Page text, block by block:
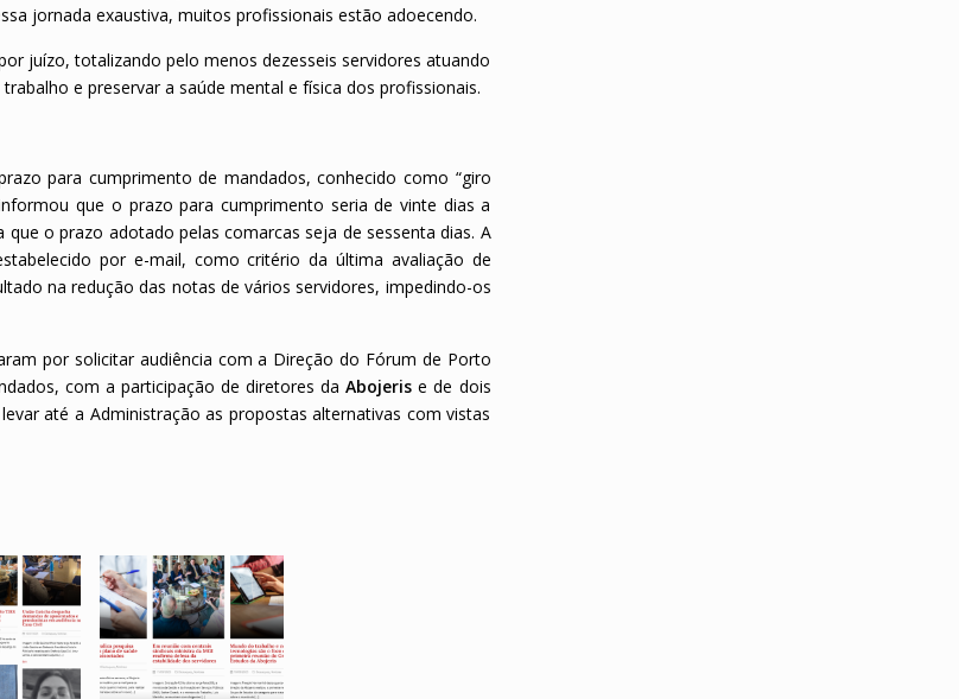
jornada exaustiva, muitos profissionais estão adoecendo.
juízo, totalizando pelo menos dezesseis servidores atuando
e preservar a saúde mental e física dos profissionais.
para cumprimento de mandados, conhecido como “giro
que o prazo para cumprimento seria de vinte dias a
o prazo adotado pelas comarcas seja de sessenta dias. A
por e-mail, como critério da última avaliação de
na redução das notas de vários servidores, impedindo-os
por solicitar audiência com a Direção do Fórum de Porto
com a participação de diretores daAbojerise de dois
até a Administração as propostas alternativas com vistas